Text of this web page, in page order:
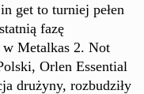
get to turniej pełen
fazę
w Metalkas 2. Not
Orlen Essential
drużyny, rozbudziły